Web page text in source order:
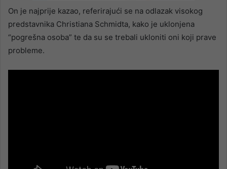
On je najprije kazao, referirajući se na odlazak visokog
predstavnika Christiana Schmidta, kako je uklonjena
“pogrešna osoba” te da su se trebali ukloniti oni koji prave
probleme.